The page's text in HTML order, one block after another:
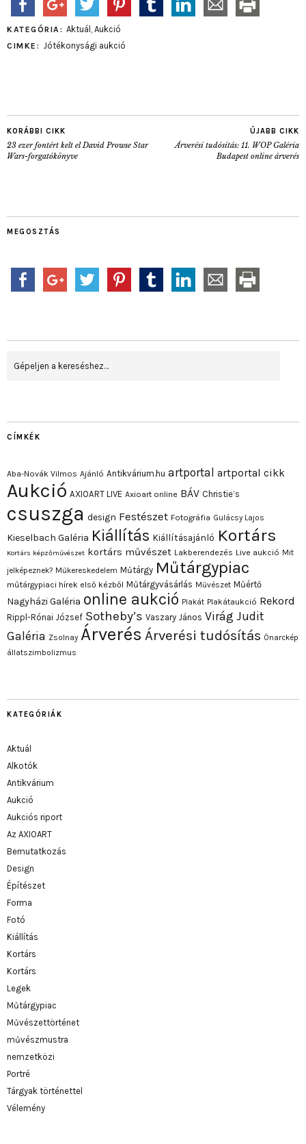
KATEGÓRIA: Aktuál Aukció
CIMKE: Jótékonysági aukció
KORÁBBI CIKK
23 ezer fontért kelt el David Prowse Star
Wars-forgatókönyve
ÚJABB CIKK
Árverési tudósítás: 11. WOP Galéria
Budapest online árverés
MEGOSZTÁS
CÍMKÉK
Aba-Novák Vilmos Ajánló Antikvárium.hu artportal artportal cikk
Aukció AXIOART LIVE Axioart online BÁV Christie’s
csuszga design Festészet Fotográfia Gulácsy Lajos
Kieselbach Galéria Kiállítás Kiállításajánló Kortárs
Kortárs képzőművészet kortárs művészet Lakberendezés Live aukció Mit
jelképeznek? Műkereskedelem Műtárgy Műtárgypiac
műtárgypiaci hírek első kézből Műtárgyvásárlás Művészet Műértő
Nagyházi Galéria online aukció Plakát Plakátaukció Rekord
Rippl-Rónai József Sotheby’s Vaszary János Virág Judit
Galéria Zsolnay Árverés Árverési tudósítás Önarckép
állatszimbolizmus
KATEGÓRIÁK
Aktuál
Alkotók
Antikvárium
Aukció
Aukciós riport
Az AXIOART
Bemutatkozás
Design
Építészet
Forma
Fotó
Kiállítás
Kortárs
Kortárs
Legek
Műtárgypiac
Művészettörténet
művészmustra
nemzetközi
Portré
Tárgyak történettel
Vélemény